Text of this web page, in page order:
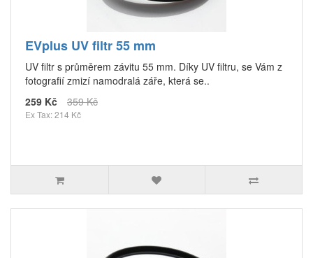
EVplus UV filtr 55 mm
UV filtr s průměrem závitu 55 mm. Díky UV filtru, se Vám z
fotografií zmizí namodralá záře, která se..
259 Kč
359 Kč
Ex Tax: 214 Kč